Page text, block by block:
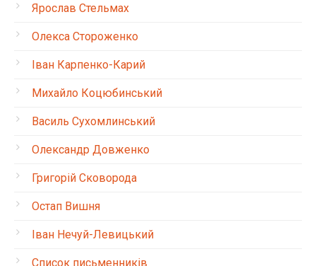
Ярослав Стельмах
Олекса Стороженко
Іван Карпенко-Карий
Михайло Коцюбинський
Василь Сухомлинський
Олександр Довженко
Григорій Сковорода
Остап Вишня
Іван Нечуй-Левицький
Список письменників